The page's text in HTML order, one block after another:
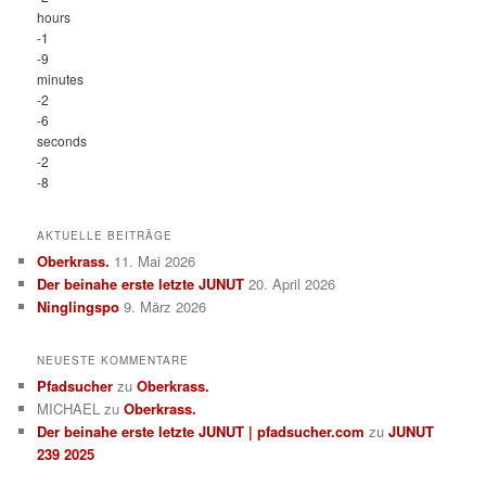
hours
-1
-9
minutes
-2
-6
seconds
-2
-8
AKTUELLE BEITRÄGE
Oberkrass. 11. Mai 2026
Der beinahe erste letzte JUNUT 20. April 2026
Ninglingspo 9. März 2026
NEUESTE KOMMENTARE
Pfadsucher zuOberkrass.
MICHAEL zuOberkrass.
Der beinahe erste letzte JUNUT | pfadsucher.com zuJUNUT
239 2025